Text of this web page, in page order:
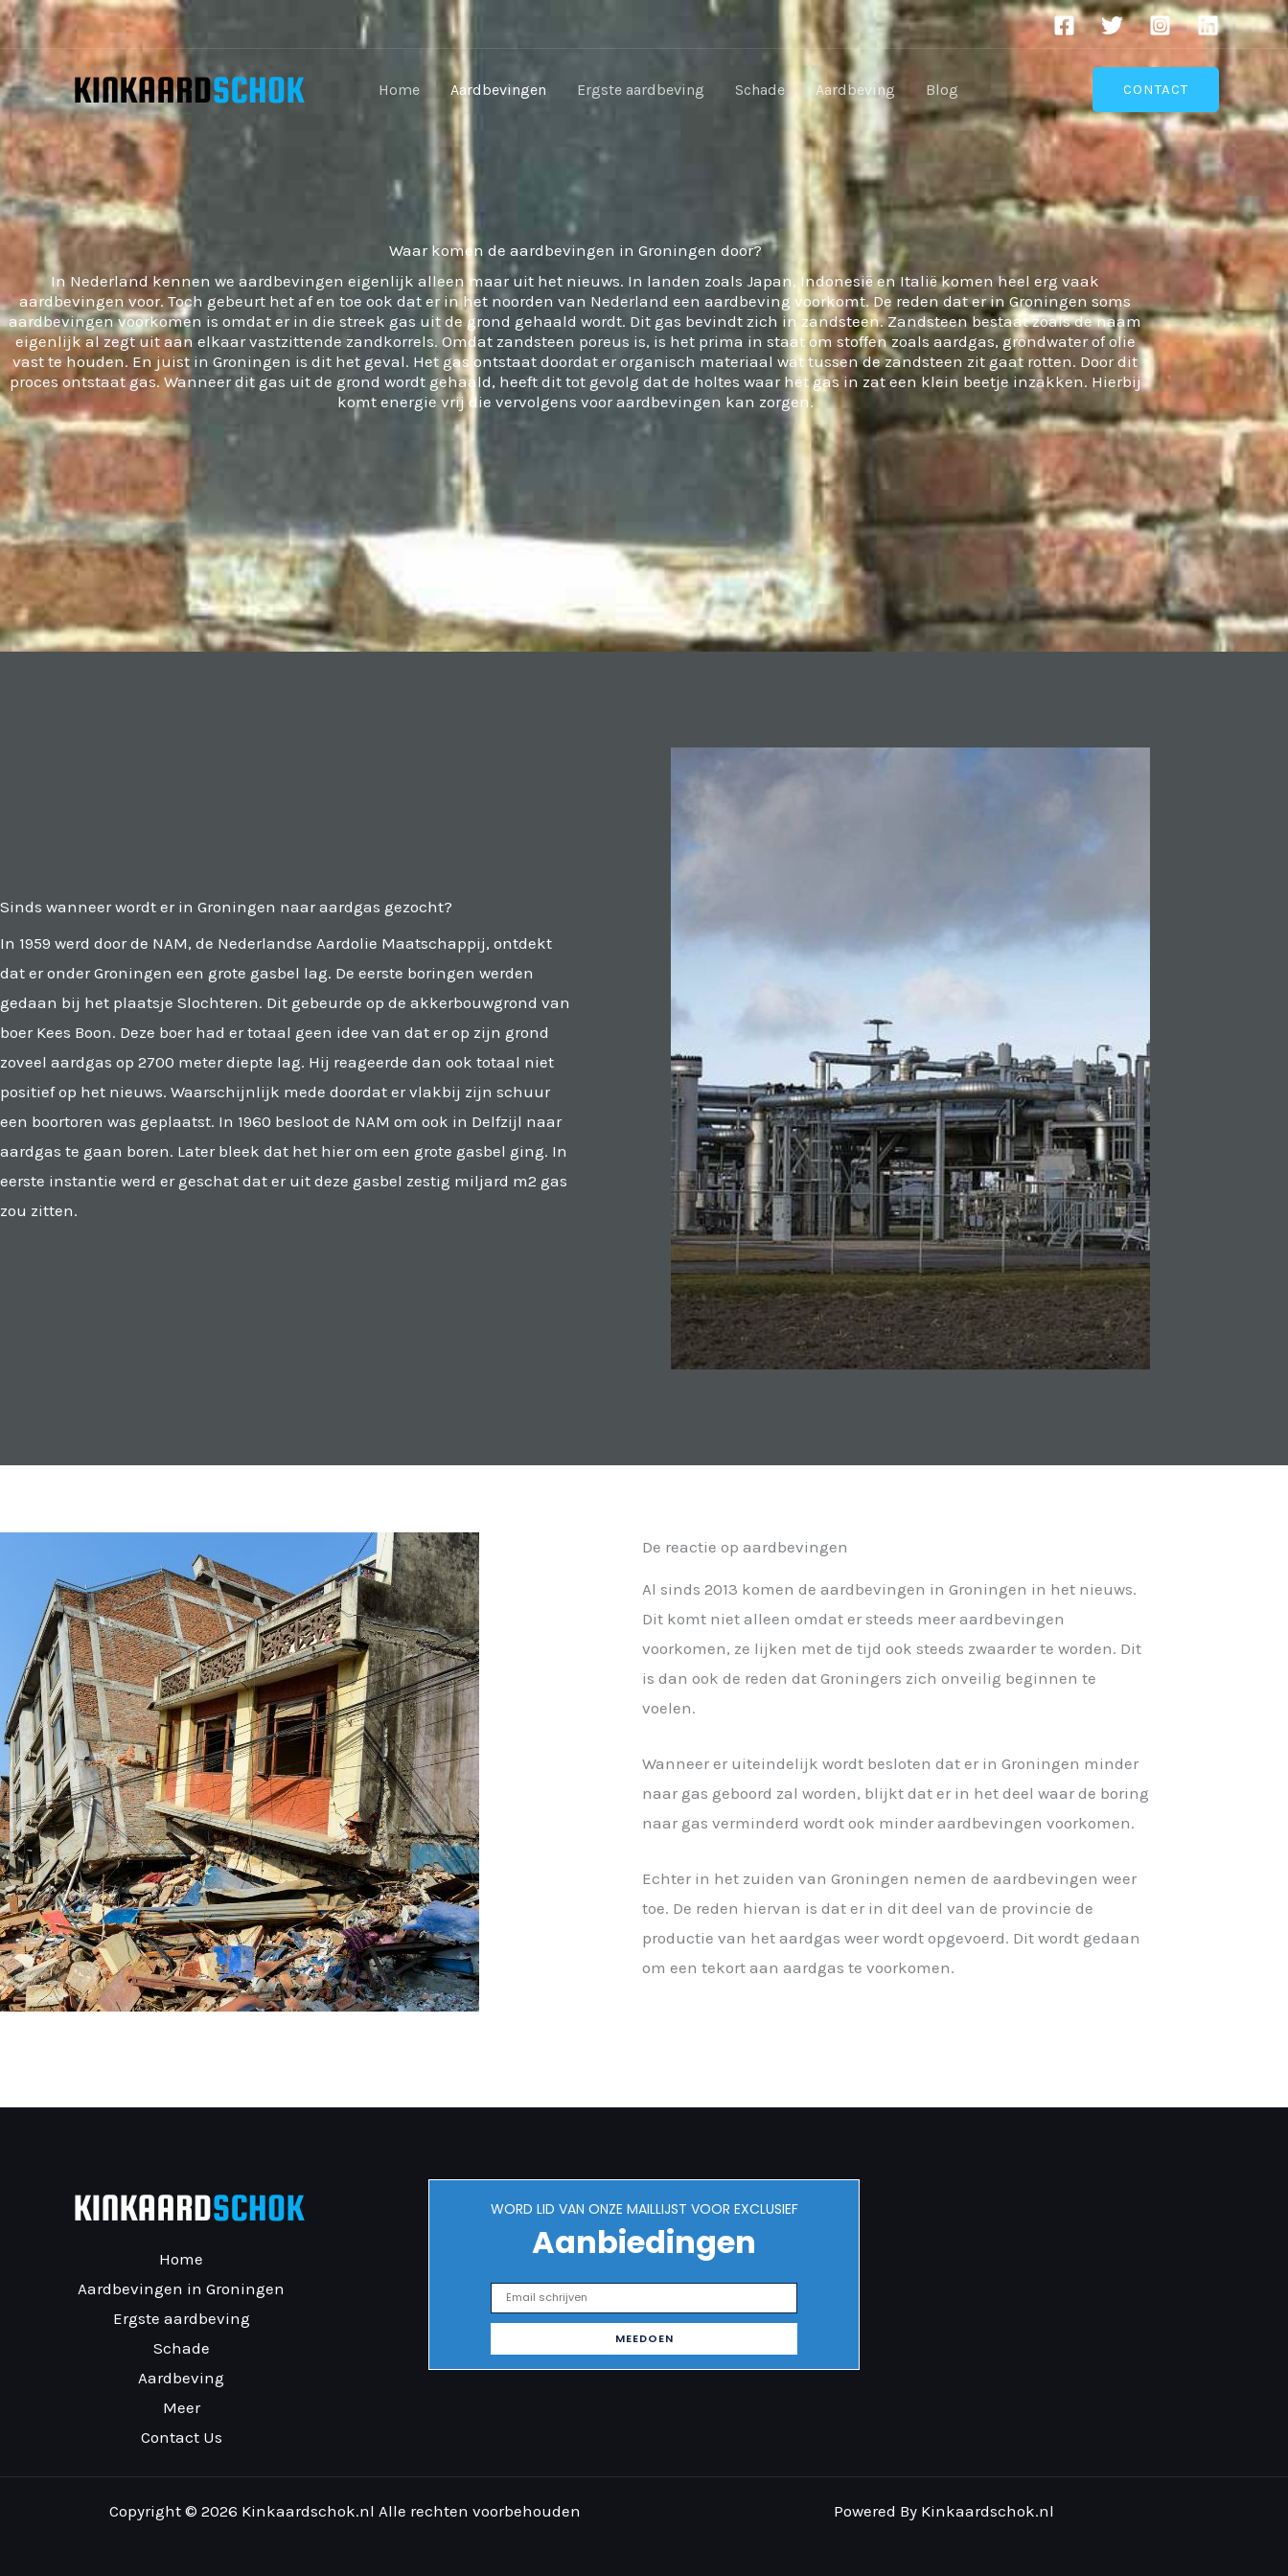
Skip
to
content
Home Aardbevingen Ergste aardbeving Schade Aardbeving Blog CONTACT
Waar komen de aardbevingen in Groningen door?
In Nederland kennen we aardbevingen eigenlijk alleen maar uit het nieuws. In landen zoals Japan, Indonesië en Italië komen heel erg vaak
aardbevingen voor. Toch gebeurt het af en toe ook dat er in het noorden van Nederland een aardbeving voorkomt. De reden dat er in Groningen soms
aardbevingen voorkomen is omdat er in die streek gas uit de grond gehaald wordt. Dit gas bevindt zich in zandsteen. Zandsteen bestaat zoals de naam
eigenlijk al zegt uit aan elkaar vastzittende zandkorrels. Omdat zandsteen poreus is, is het prima in staat om stoffen zoals aardgas, grondwater of olie
vast te houden. En juist in Groningen is dit het geval. Het gas ontstaat doordat er organisch materiaal wat tussen de zandsteen zit gaat rotten. Door dit
proces ontstaat gas. Wanneer dit gas uit de grond wordt gehaald, heeft dit tot gevolg dat de holtes waar het gas in zat een klein beetje inzakken. Hierbij
komt energie vrij die vervolgens voor aardbevingen kan zorgen.
Sinds wanneer wordt er in Groningen naar aardgas gezocht?
In 1959 werd door de NAM, de Nederlandse Aardolie Maatschappij, ontdekt
dat er onder Groningen een grote gasbel lag. De eerste boringen werden
gedaan bij het plaatsje Slochteren. Dit gebeurde op de akkerbouwgrond van
boer Kees Boon. Deze boer had er totaal geen idee van dat er op zijn grond
zoveel aardgas op 2700 meter diepte lag. Hij reageerde dan ook totaal niet
positief op het nieuws. Waarschijnlijk mede doordat er vlakbij zijn schuur
een boortoren was geplaatst. In 1960 besloot de NAM om ook in Delfzijl naar
aardgas te gaan boren. Later bleek dat het hier om een grote gasbel ging. In
eerste instantie werd er geschat dat er uit deze gasbel zestig miljard m2 gas
zou zitten.
De reactie op aardbevingen
Al sinds 2013 komen de aardbevingen in Groningen in het nieuws.
Dit komt niet alleen omdat er steeds meer aardbevingen
voorkomen, ze lijken met de tijd ook steeds zwaarder te worden. Dit
is dan ook de reden dat Groningers zich onveilig beginnen te
voelen.
Wanneer er uiteindelijk wordt besloten dat er in Groningen minder
naar gas geboord zal worden, blijkt dat er in het deel waar de boring
naar gas verminderd wordt ook minder aardbevingen voorkomen.
Echter in het zuiden van Groningen nemen de aardbevingen weer
toe. De reden hiervan is dat er in dit deel van de provincie de
productie van het aardgas weer wordt opgevoerd. Dit wordt gedaan
om een tekort aan aardgas te voorkomen.
Home
Aardbevingen in Groningen
Ergste aardbeving
Schade
Aardbeving
Meer
Contact Us
WORD LID VAN ONZE MAILLIJST VOOR EXCLUSIEF
Aanbiedingen
Copyright © 2026 Kinkaardschok.nl Alle rechten voorbehouden Powered By Kinkaardschok.nl